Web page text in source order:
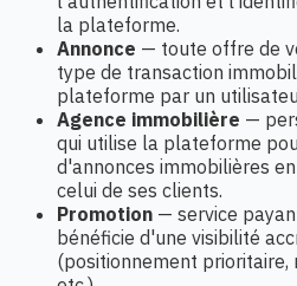
la plateforme.
Annonce — toute offre de
type de transaction
plateforme par un
Agence immobilière —
qui utilise la plateforme
d'annonces immobilières
celui de ses clients.
Promotion — service
bénéficie d'une visibilité
(positionnement prioritaire,